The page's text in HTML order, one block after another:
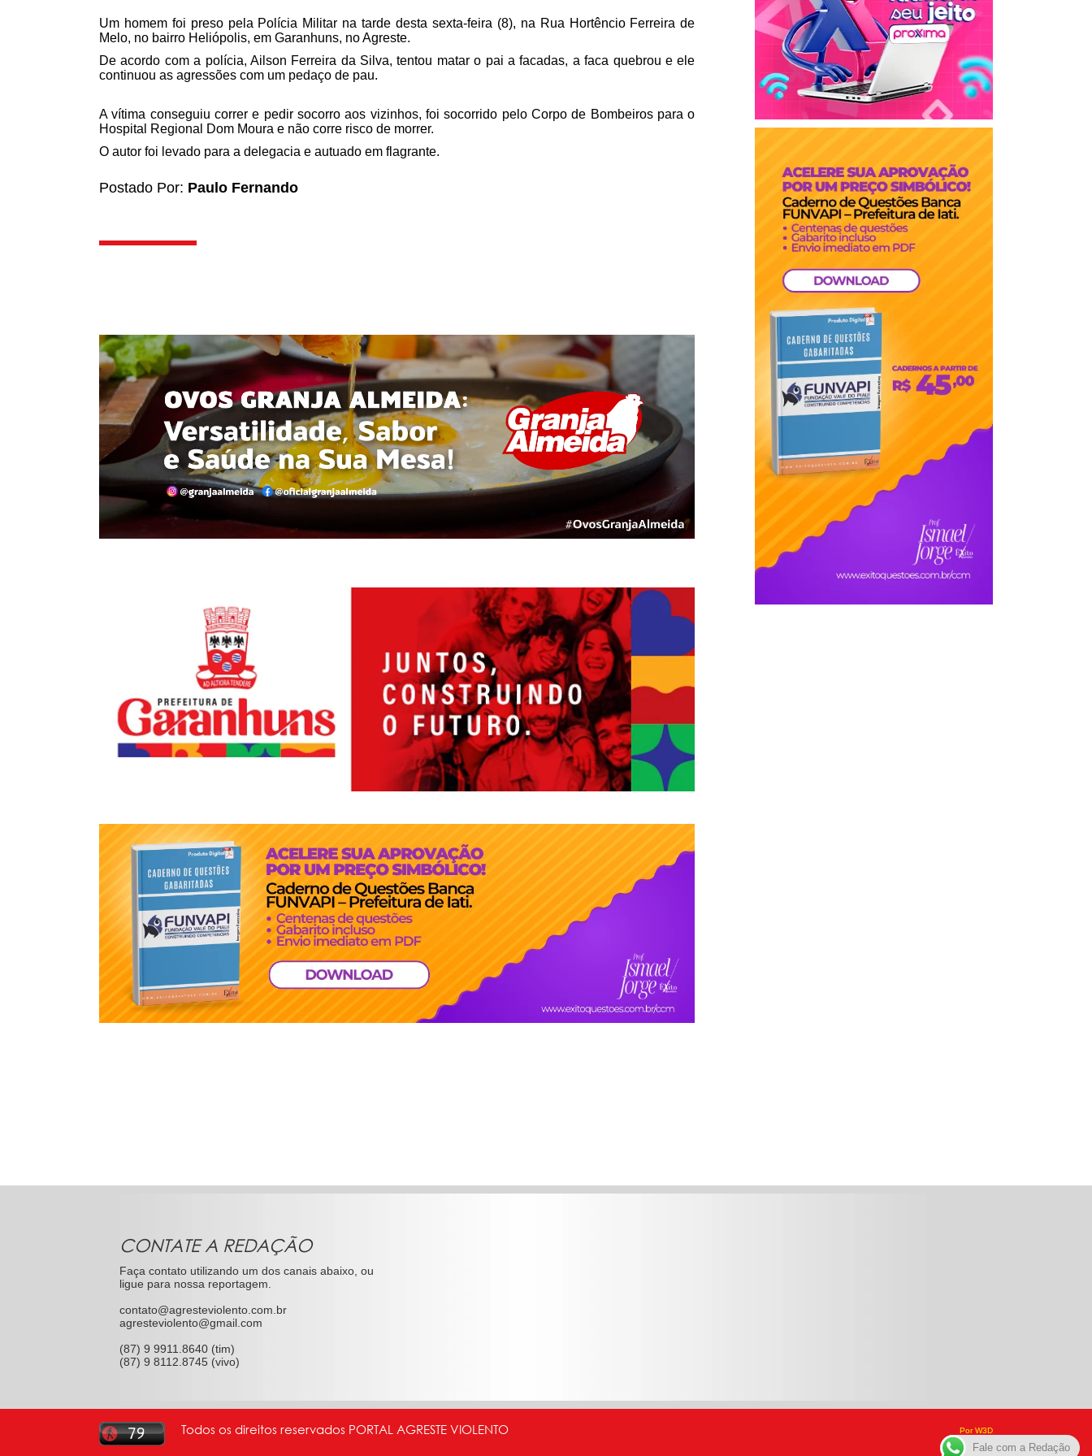
Um homem foi preso pela Polícia Militar na tarde desta sexta-feira (8), na Rua Hortêncio Ferreira de
Melo, no bairro Heliópolis, em Garanhuns, no Agreste.
De acordo com a polícia, Ailson Ferreira da Silva, tentou matar o pai a facadas, a faca quebrou e ele
continuou as agressões com um pedaço de pau.
A vítima conseguiu correr e pedir socorro aos vizinhos, foi socorrido pelo Corpo de Bombeiros para o
Hospital Regional Dom Moura e não corre risco de morrer.
O autor foi levado para a delegacia e autuado em flagrante.
Postado Por: Paulo Fernando
CONTATE A REDAÇÃO
Faça contato utilizando um dos canais abaixo, ou
ligue para nossa reportagem.
contato@agresteviolento.com.br
agresteviolento@gmail.com
(87) 9 9911.8640 (tim)
(87) 9 8112.8745 (vivo)
Todos os direitos reservados PORTAL AGRESTE VIOLENTO Por W3D
Fale com a Redação